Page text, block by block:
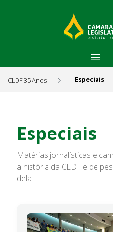
CLDF 35 Anos Especiais
Especiais
Matérias jornalísticas e
a história da CLDF e de
dela.